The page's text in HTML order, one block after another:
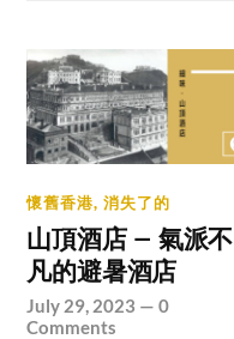
懷舊香港,消失了的
山頂酒店 – 氣派不
凡的避暑酒店
July 29, 2023 —0
Comments